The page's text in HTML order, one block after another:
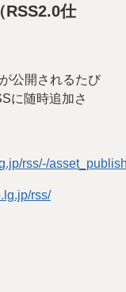
RSS2.0仕
公開されるたび
に随時追加さ
rss/-/
rss/